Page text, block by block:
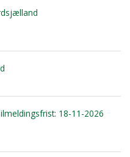
18-11-2026